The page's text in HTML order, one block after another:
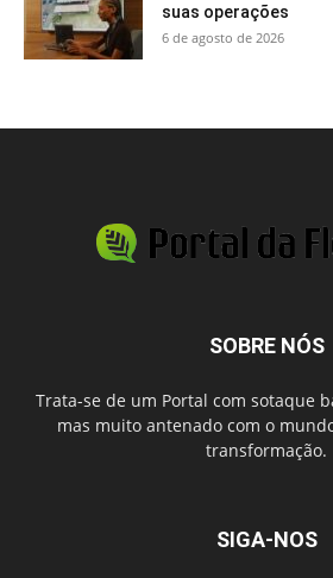
suas operações
6 de agosto de 2026
SOBRE NÓS
Trata-se de um Portal com sotaque
mas muito antenado com o
transformação.
SIGA-NOS